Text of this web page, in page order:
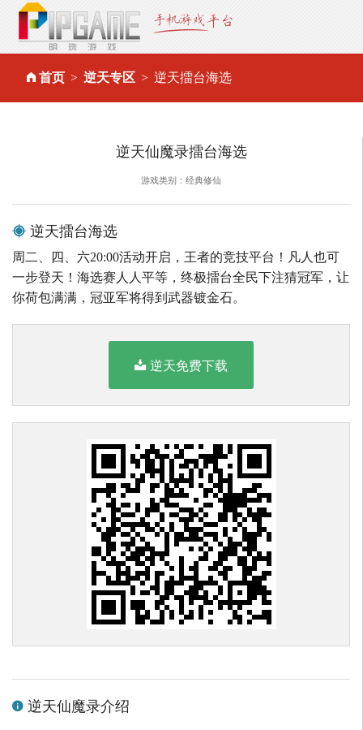
首页 逆天专区 逆天擂台海选
逆天仙魔录擂台海选
游戏类别：经典修仙
逆天擂台海选
周二、四、六20:00活动开启，王者的竞技平台！凡人也可
一步登天！海选赛人人平等，终极擂台全民下注猜冠军，让
你荷包满满，冠亚军将得到武器镀金石。
逆天免费下载
逆天仙魔录介绍